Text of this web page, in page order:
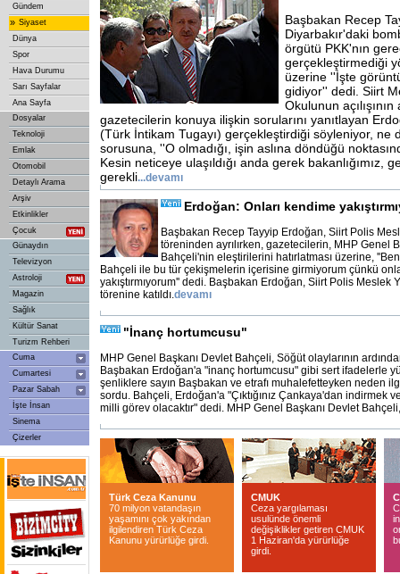
Gündem
» Siyaset
Dünya
Spor
Hava Durumu
Sarı Sayfalar
Ana Sayfa
Dosyalar
Teknoloji
Emlak
Otomobil
Detaylı Arama
Arşiv
Etkinlikler
Çocuk
Günaydın
Televizyon
Astroloji
Magazin
Sağlık
Kültür Sanat
Turizm Rehberi
Cuma
Cumartesi
Pazar Sabah
İşte İnsan
Sinema
Çizerler
Başbakan Recep
Diyarbakır'daki
örgütü PKK'nın
gerçekleştirmediği
üzerine ''İşte
gidiyor'' dedi. Siirt
Okulunun açılışının
gazetecilerin konuya ilişkin sorularını yanıtlayan
(Türk İntikam Tugayı) gerçekleştirdiği söyleniyor, ne
sorusuna, ''O olmadığı, işin aslına döndüğü
Kesin neticeye ulaşıldığı anda gerek bakanlığımız,
gerekli...devamı
Erdoğan: Onları kendime
Başbakan Recep Tayyip Erdoğan, Siirt Polis
töreninden ayrılırken, gazetecilerin, MHP Genel
Bahçeli'nin eleştirilerini hatırlatması üzerine,
Bahçeli ile bu tür çekişmelerin içerisine girmiyorum çünkü
yakıştırmıyorum'' dedi. Başbakan Erdoğan, Siirt Polis Meslek
törenine katıldı.devamı
"İnanç hortumcusu"
MHP Genel Başkanı Devlet Bahçeli, Söğüt olaylarının
Başbakan Erdoğan'a "inanç hortumcusu" gibi sert ifadelerle
şenliklere sayın Başbakan ve etrafı muhalefetteyken neden
sordu. Bahçeli, Erdoğan'a "Çıktığınız Çankaya'dan indirmek
milli görev olacaktır" dedi. MHP Genel Başkanı Devlet Bahçeli,
Türk Ceza Kanunu
70 milyon vatandaşın
yaşamını çok yakından
ilgilendiren Türk Ceza
Kanunu yürürlüğe girdi.
CMUK
Ceza yargılaması
usulünde önemli
değişiklikler getiren CMUK
1 Haziran'da yürürlüğe
girdi.